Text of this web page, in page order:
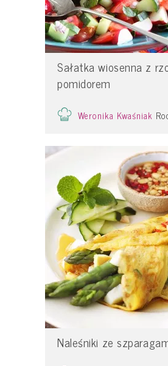
Sałatka wiosenna z
pomidorem
Weronika Kwaśniak
Naleśniki ze